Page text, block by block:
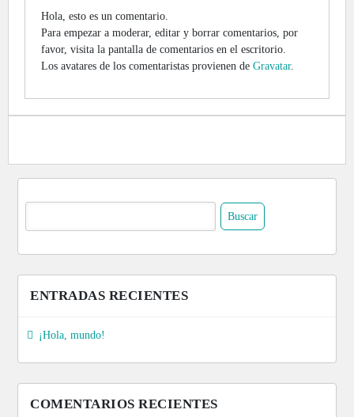
Hola, esto es un comentario.
Para empezar a moderar, editar y borrar comentarios, por
favor, visita la pantalla de comentarios en el escritorio.
Los avatares de los comentaristas provienen de Gravatar.
Buscar:
ENTRADAS RECIENTES
¡Hola, mundo!
COMENTARIOS RECIENTES